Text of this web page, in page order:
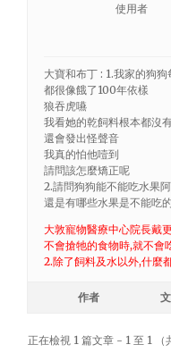
使用者
大寶和布丁 : 1.我家的狗
都很像餓了100年依樣
狼吞虎嚥
我看她的乾飼料根本都沒
還會發出怪聲音
我真的怕他噎到
請問該怎麼矯正呢
2.請問狗狗能不能吃水果阿
還是有哪些水果是不能吃
大敦寵物醫療中心院長戴
不會搶牠的食物時,就不會
2.除了飼料及水以外,什麼
作者
正在檢視 1 篇文章 - 1 至 1 （